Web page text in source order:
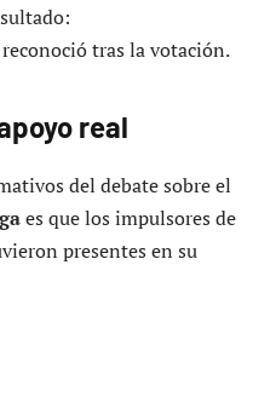
reconoció tras la votación.
real
del debate sobre el
es que los impulsores de
presentes en su